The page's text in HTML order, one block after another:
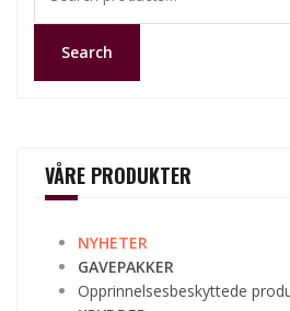
Search
VÅRE PRODUKTER
NYHETER
GAVEPAKKER
Opprinnelsesbeskyttede